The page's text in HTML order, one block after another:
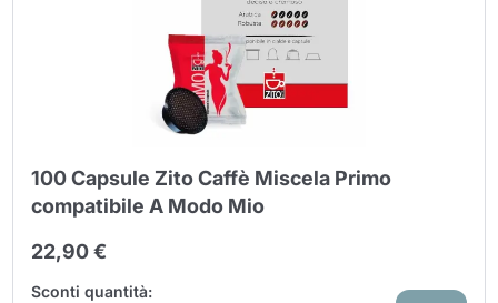
100 Capsule Zito Caffè Miscela Primo
compatibile A Modo Mio
22,90 €
Sconti quantità: